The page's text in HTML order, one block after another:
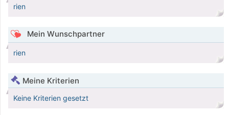
rien
Mein Wunschpartner
rien
Meine Kriterien
Keine Kriterien gesetzt